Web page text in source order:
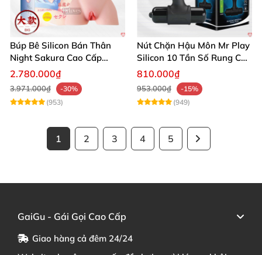
Búp Bê Silicon Bán Thân
Night Sakura Cao Cấp
Rung Đa Chức Năng
2.780.000₫
3.971.000₫
-30%
(953)
Nút Chặn Hậu Môn Mr Play
Silicon 10 Tần Số Rung Cao
Cấp
810.000₫
953.000₫
-15%
(949)
1 2 3 4 5
GaiGu - Gái Gọi Cao Cấp
Giao hàng cả đêm 24/24